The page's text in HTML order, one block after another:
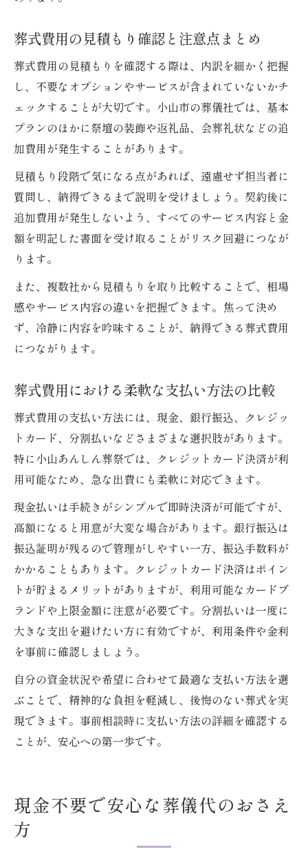
葬式費用の見積もり確認と注意点まとめ
葬式費用の見積もりを確認する際は、内訳を細かく把握
し、不要なオプションやサービスが含まれていないかチ
ェックすることが大切です。小山市の葬儀社では、基本
プランのほかに祭壇の装飾や返礼品、会葬礼状などの追
加費用が発生することがあります。
見積もり段階で気になる点があれば、遠慮せず担当者に
質問し、納得できるまで説明を受けましょう。契約後に
追加費用が発生しないよう、すべてのサービス内容と金
額を明記した書面を受け取ることがリスク回避につなが
ります。
また、複数社から見積もりを取り比較することで、相場
感やサービス内容の違いを把握できます。焦って決め
ず、冷静に内容を吟味することが、納得できる葬式費用
につながります。
葬式費用における柔軟な支払い方法の比較
葬式費用の支払い方法には、現金、銀行振込、クレジッ
トカード、分割払いなどさまざまな選択肢があります。
特に小山あんしん葬祭では、クレジットカード決済が利
用可能なため、急な出費にも柔軟に対応できます。
現金払いは手続きがシンプルで即時決済が可能ですが、
高額になると用意が大変な場合があります。銀行振込は
振込証明が残るので管理がしやすい一方、振込手数料が
かかることもあります。クレジットカード決済はポイン
トが貯まるメリットがありますが、利用可能なカードブ
ランドや上限金額に注意が必要です。分割払いは一度に
大きな支出を避けたい方に有効ですが、利用条件や金利
を事前に確認しましょう。
自分の資金状況や希望に合わせて最適な支払い方法を選
ぶことで、精神的な負担を軽減し、後悔のない葬式を実
現できます。事前相談時に支払い方法の詳細を確認する
ことが、安心への第一歩です。
現金不要で安心な葬儀代のおさえ
方